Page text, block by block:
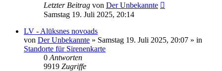
Letzter Beitrag von Der Unbekannte
Samstag 19. Juli 2025, 20:14
LV - Alūksnes novoads
von Der Unbekannte » Samstag 19. Juli 2025, 20:07 » in
Standorte für Sirenenkarte
0 Antworten
9919 Zugriffe